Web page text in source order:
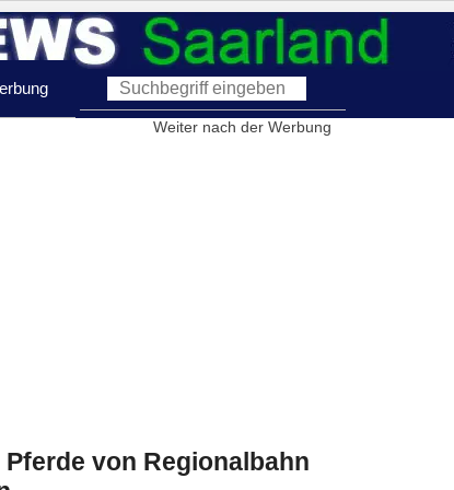
Weiter nach der Werbung
von Regionalbahn